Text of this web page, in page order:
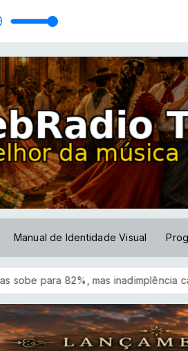
Nativo-2018]
Manual de Identidade Visual
mas inadimplência cai